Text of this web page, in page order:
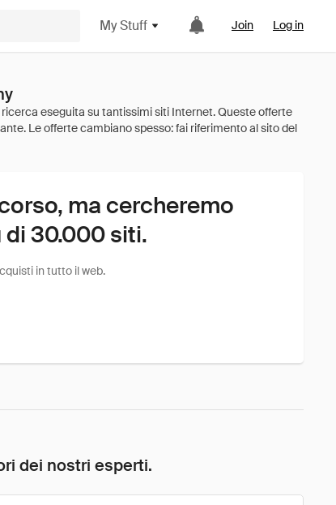
My Stuff Join Log in
ma cercheremo
30.000 siti.
in tutto il web.
dei nostri esperti.